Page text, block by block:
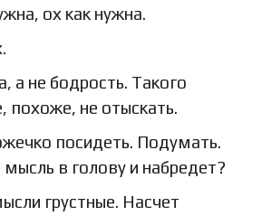
ох как нужна.
а не бодрость. Такого
похоже, не отыскать.
посидеть. Подумать.
в голову и набредет?
грустные. Насчет